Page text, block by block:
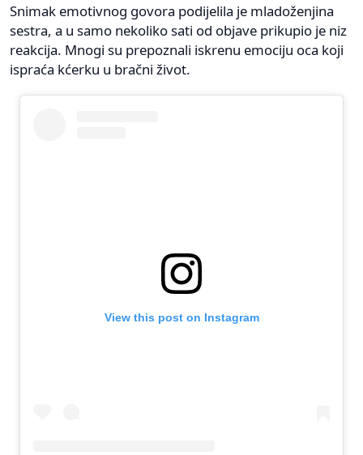
Snimak emotivnog govora podijelila je mladoženjina
sestra, a u samo nekoliko sati od objave prikupio je niz
reakcija. Mnogi su prepoznali iskrenu emociju oca koji
ispraća kćerku u bračni život.
View this post on Instagram